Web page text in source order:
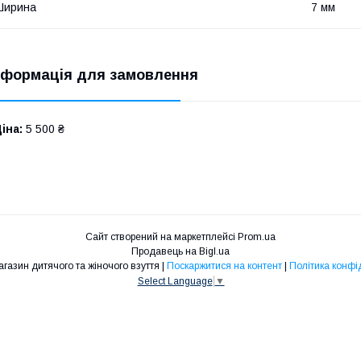
7 мм
для замовлення
5 500 ₴
Сайт створений на маркетплейсі Prom.ua
Продавець на Bigl.ua
Інтернет-магазин дитячого та жіночого взуття | Поскаржитися на контент | Політика
Select Language ▼